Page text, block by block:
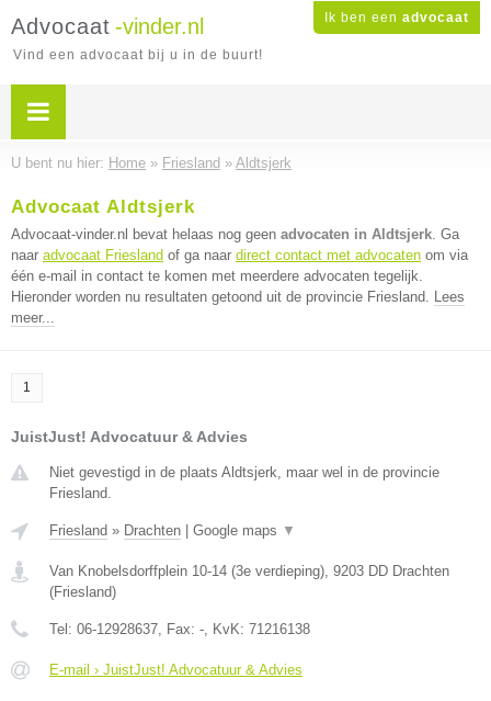
Ik ben een advocaat
Advocaat -vinder.nl
Vind een advocaat bij u in de buurt!
U bent nu hier: Home » Friesland » Aldtsjerk
Advocaat Aldtsjerk
Advocaat-vinder.nl bevat helaas nog geen advocaten in Aldtsjerk. Ga
naar advocaat Friesland of ga naar direct contact met advocaten om via
één e-mail in contact te komen met meerdere advocaten tegelijk.
Hieronder worden nu resultaten getoond uit de provincie Friesland. Lees
meer...
1
JuistJust! Advocatuur & Advies
Niet gevestigd in de plaats Aldtsjerk, maar wel in de provincie
Friesland.
Friesland » Drachten Google maps ▼
Van Knobelsdorffplein 10-14 (3e verdieping), 9203 DD Drachten
(Friesland)
Tel: 06-12928637, Fax: -, KvK: 71216138
E-mail › JuistJust! Advocatuur & Advies